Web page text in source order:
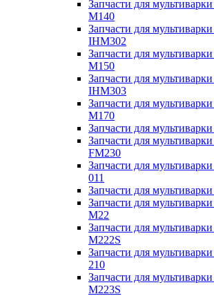
Запчасти для
M140
Запчасти для
IHM302
Запчасти для
M150
Запчасти для
IHM303
Запчасти для
M170
Запчасти для
Запчасти для
FM230
Запчасти для
011
Запчасти для
Запчасти для
M22
Запчасти для
M222S
Запчасти для
210
Запчасти для
M223S